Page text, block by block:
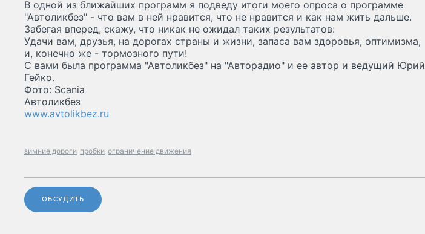
В одной из ближайших программ я подведу итоги моего опроса о программе
"Автоликбез" - что вам в ней нравится, что не нравится и как нам жить дальше.
Забегая вперед, скажу, что никак не ожидал таких результатов:
Удачи вам, друзья, на дорогах страны и жизни, запаса вам здоровья, оптимизма,
и, конечно же - тормозного пути!
С вами была программа "Автоликбез" на "Авторадио" и ее автор и ведущий Юрий
Гейко.
Фото: Scania
Автоликбез
www.avtolikbez.ru
зимние дороги пробки ограничение движения
ОБСУДИТЬ